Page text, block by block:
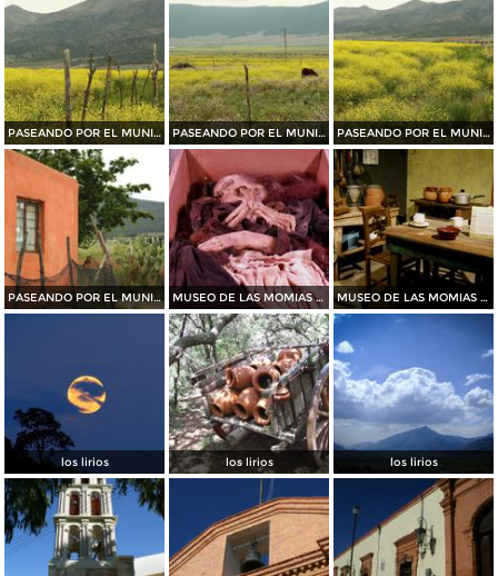
PASEANDO POR EL MUNICIPIO DE ARTEAGA......2015 PASEANDO POR EL MUNICIPIO DE ARTEAGA.......2015 PASEANDO POR EL MUNICIPIO DE ARTEAGA.......2015
PASEANDO POR EL MUNICIPIO DE ARTEAGA.......2015 MUSEO DE LAS MOMIAS DE SAN ANTONIO DE LAS ALAZANAS MUSEO DE LAS MOMIAS DE SAN ANTONIO DE LAS ALAZANAS
los lirios los lirios los lirios